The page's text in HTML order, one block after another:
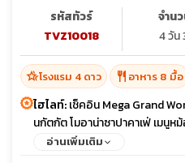
รหัสทัวร์
TVZ10018
จำน
4 วัน
hotel_classโรงแรม 4 ดาว restaurant อาหาร 8 มื้อ
ไฮไลท์:เช็คอิน Mega Grand
นกัตกัต โมอาน่าซาปาคาเฟ่ เมนู
อ่านเพิ่มเติม